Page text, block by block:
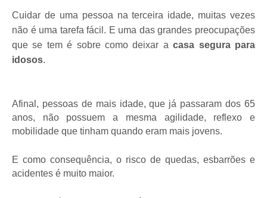
Cuidar de uma pessoa na terceira idade, muitas vezes
não é uma tarefa fácil. E uma das grandes preocupações
que se tem é sobre como deixar a casa segura para
idosos.
Afinal, pessoas de mais idade, que já passaram dos 65
anos, não possuem a mesma agilidade, reflexo e
mobilidade que tinham quando eram mais jovens.
E como consequência, o risco de quedas, esbarrões e
acidentes é muito maior.